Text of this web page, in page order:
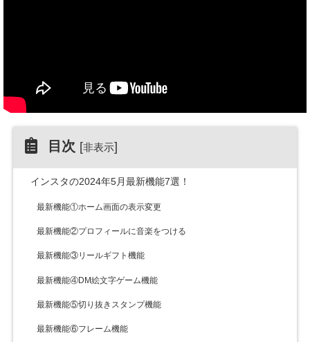
目次 [非表示]
インスタの2024年5月最新機能7選！
最新機能①ホーム画面の表示変更
最新機能②プロフィールに音楽をつける
最新機能③リールギフト機能
最新機能④DM絵文字ゲーム機能
最新機能⑤切り抜きスタンプ機能
最新機能⑥フレーム機能